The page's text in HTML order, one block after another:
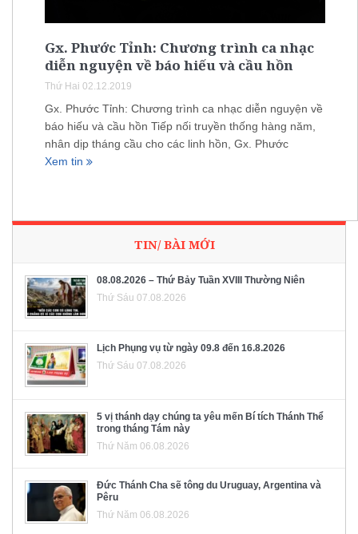
Gx. Phước Tỉnh: Chương trình ca nhạc
diễn nguyện về báo hiếu và cầu hồn
Thứ Hai 02.12.2019
Gx. Phước Tỉnh: Chương trình ca nhạc diễn nguyện về
báo hiếu và cầu hồn Tiếp nối truyền thống hàng năm,
nhân dịp tháng cầu cho các linh hồn, Gx. Phước
Xem tin
TIN/ BÀI MỚI
08.08.2026 – Thứ Bảy Tuần XVIII Thường Niên
Thứ Sáu 07.08.2026
Lịch Phụng vụ từ ngày 09.8 đến 16.8.2026
Thứ Sáu 07.08.2026
5 vị thánh dạy chúng ta yêu mến Bí tích Thánh Thể
trong tháng Tám này
Thứ Năm 06.08.2026
Đức Thánh Cha sẽ tông du Uruguay, Argentina và
Pêru
Thứ Năm 06.08.2026